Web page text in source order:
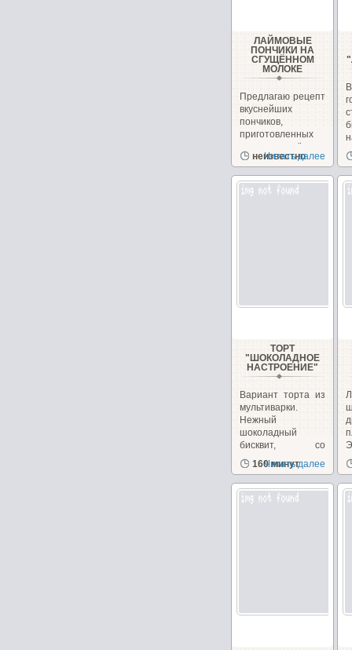
ЛАЙМОВЫЕ
ПОНЧИКИ НА
СГУЩЁННОМ
МОЛОКЕ
Предлагаю рецепт
вкуснейших
пончиков,
приготовленных
на сгущённом
молоке с
неизвестно
Читать далее
ТОРТ
"ШОКОЛАДНОЕ
НАСТРОЕНИЕ"
Вариант торта из
мультиварки.
Нежный
шоколадный
бисквит, со
сметанным
кремом...
160 минут
Читать далее